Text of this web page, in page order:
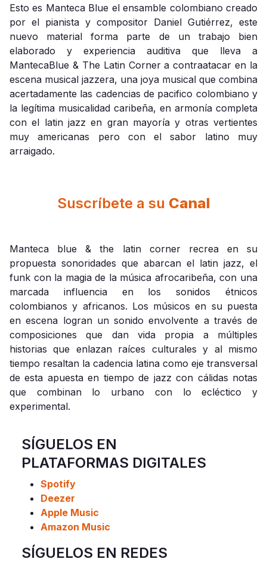
Esto es Manteca Blue el ensamble colombiano creado
por el pianista y compositor Daniel Gutiérrez, este
nuevo material forma parte de un trabajo bien
elaborado y experiencia auditiva que lleva a
MantecaBlue & The Latin Corner a contraatacar en la
escena musical jazzera, una joya musical que combina
acertadamente las cadencias de pacifico colombiano y
la legítima musicalidad caribeña, en armonía completa
con el latin jazz en gran mayoría y otras vertientes
muy americanas pero con el sabor latino muy
arraigado.
Suscríbete a su Canal
Manteca blue & the latin corner recrea en su
propuesta sonoridades que abarcan el latin jazz, el
funk con la magia de la música afrocaribeña, con una
marcada influencia en los sonidos étnicos
colombianos y africanos. Los músicos en su puesta
en escena logran un sonido envolvente a través de
composiciones que dan vida propia a múltiples
historias que enlazan raíces culturales y al mismo
tiempo resaltan la cadencia latina como eje transversal
de esta apuesta en tiempo de jazz con cálidas notas
que combinan lo urbano con lo ecléctico y
experimental.
SÍGUELOS EN
PLATAFORMAS DIGITALES
Spotify
Deezer
Apple Music
Amazon Music
SÍGUELOS EN REDES